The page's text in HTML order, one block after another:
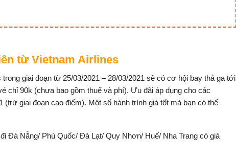
từ Vietnam Airlines
giai đoạn từ 25/03/2021 – 28/03/2021 sẽ có cơ hội bay thả ga tới
chỉ 90k (chưa bao gồm thuế và phí). Ưu đãi áp dụng cho các
giai đoạn cao điểm). Một số hành trình giá tốt mà bạn có thể
Đà Nẵng/ Phú Quốc/ Đà Lạt/ Quy Nhơn/ Huế/ Nha Trang có giá